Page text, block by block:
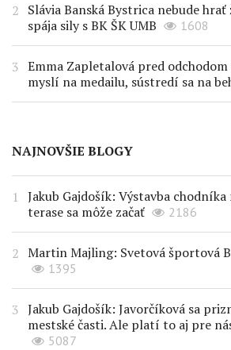
Slávia Banská Bystrica nebude
spája sily s BK ŠK UMB
1608
Emma Zapletalová pred
myslí na medailu, sústredí sa na
NAJNOVŠIE BLOGY
Jakub Gajdošík: Výstavba chodníka
terase sa môže začať
2186
Martin Majling: Svetová športová
1395
Jakub Gajdošík: Javorčíková sa
mestské časti. Ale platí to aj pre
5087